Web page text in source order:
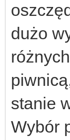
dużo
stanie
Wybór